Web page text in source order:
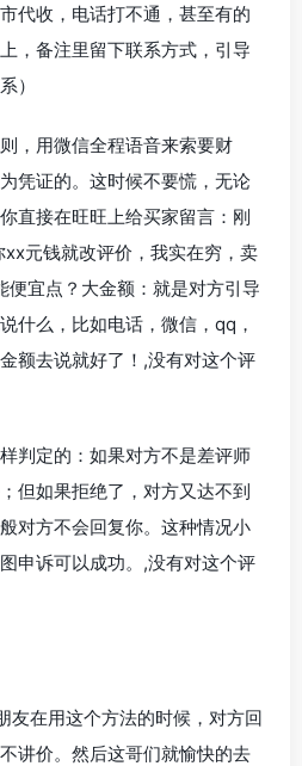
代收，电话打不通，甚至有的
，备注里留下联系方式，引导
）
，用微信全程语音来索要财
凭证的。这时候不要慌，无论
直接在旺旺上给买家留言：刚
元钱就改评价，我实在穷，卖
便宜点？大金额：就是对方引导
什么，比如电话，微信，qq，
额去说就好了！,没有对这个评
判定的：如果对方不是差评师
但如果拒绝了，对方又达不到
对方不会回复你。这种情况小
申诉可以成功。,没有对这个评
友在用这个方法的时候，对方回
讲价。然后这哥们就愉快的去